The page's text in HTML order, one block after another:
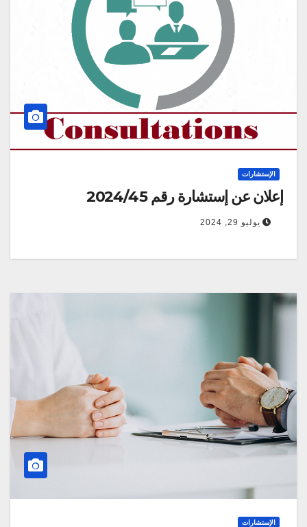
الإستشارات
إعلان عن إستشارة رقم 2024/45
يوليو 29, 2024
الإستشارات